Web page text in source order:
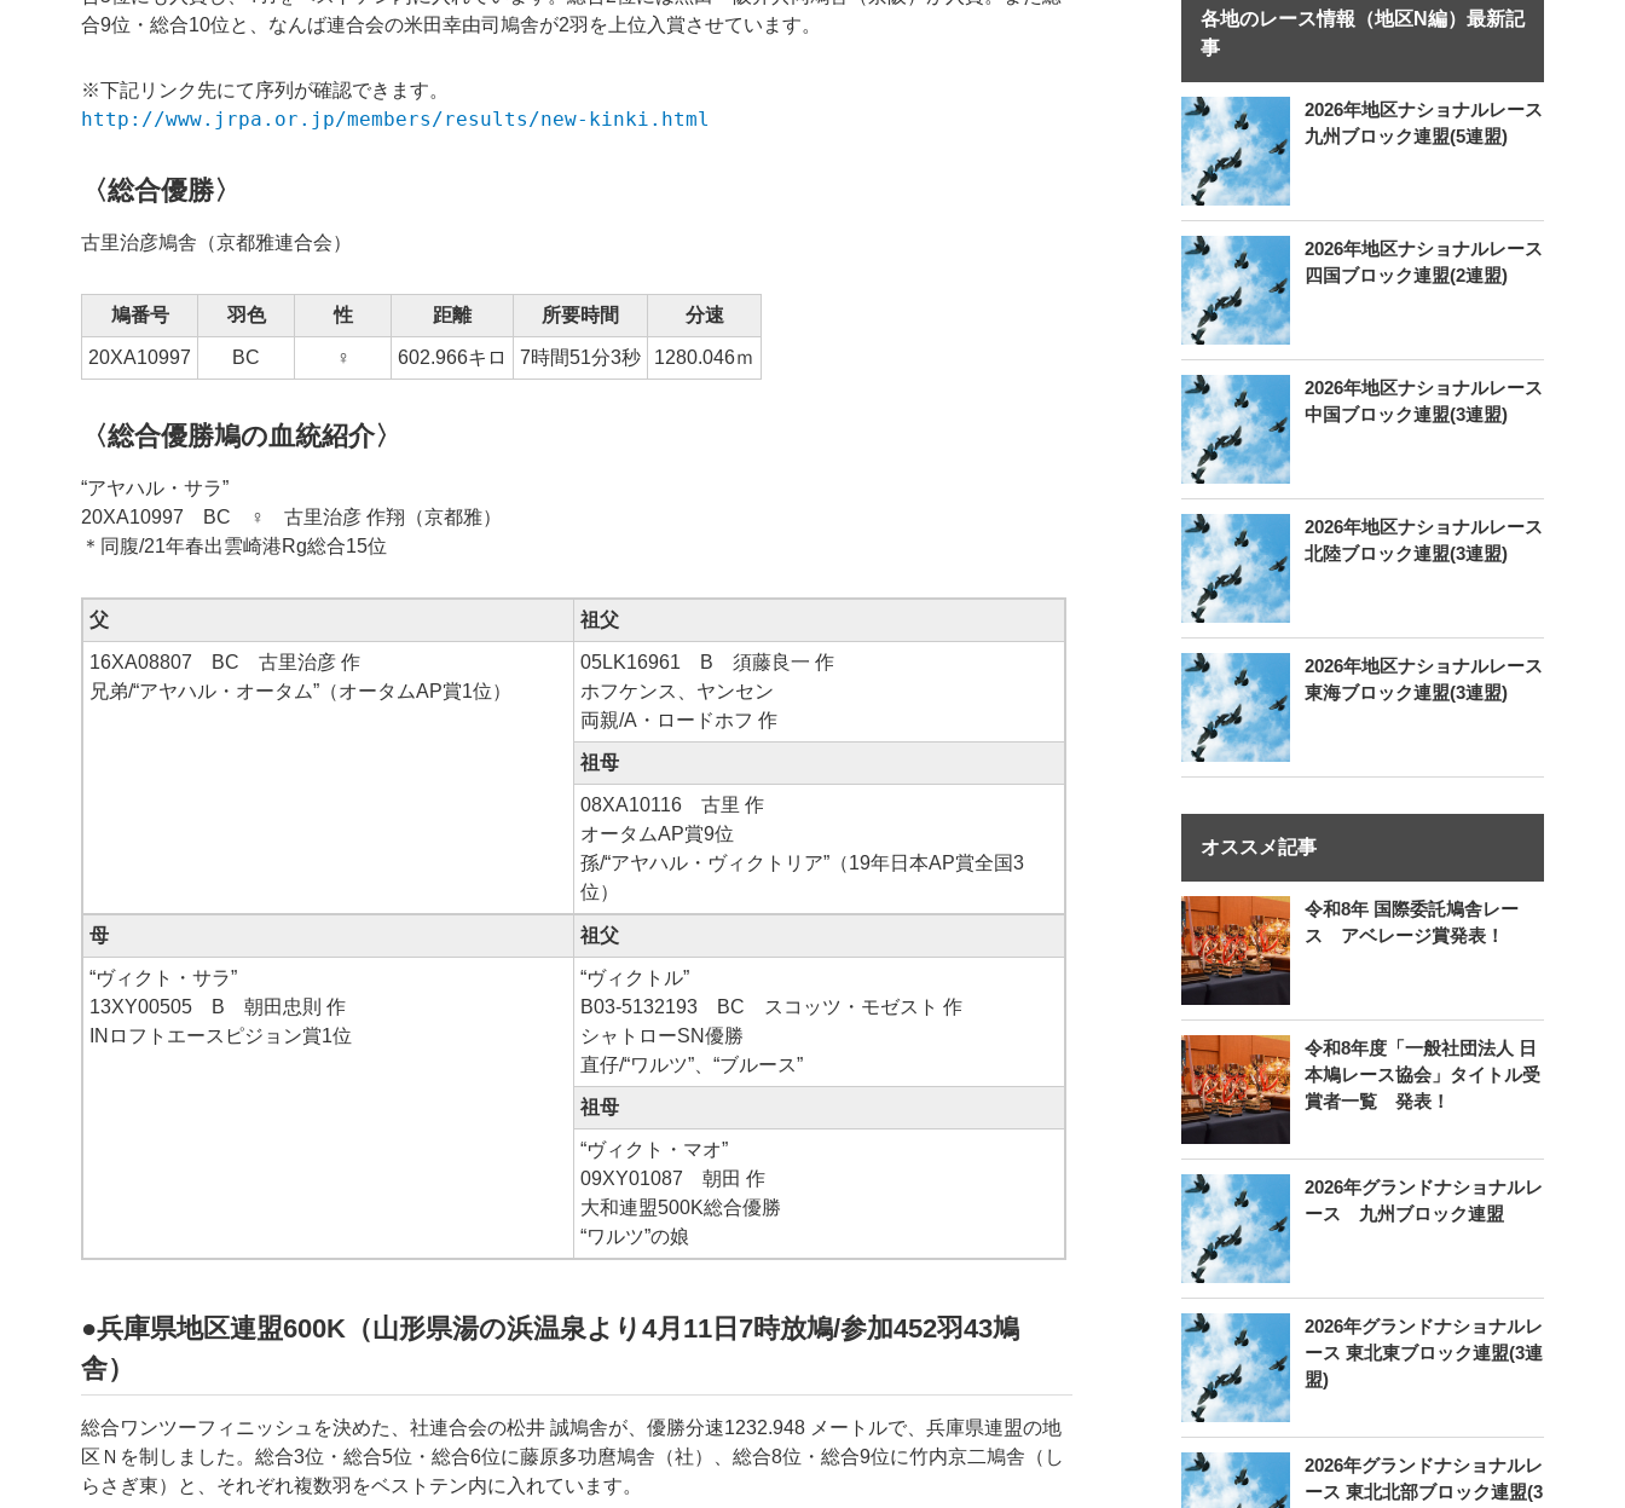
合9位・総合10位と、なんば連合会の米田幸由司鳩舎が2羽を上位入賞させています。
※下記リンク先にて序列が確認できます。
http://www.jrpa.or.jp/members/results/new-kinki.html
〈総合優勝〉
古里治彦鳩舎（京都雅連合会）
鳩番号 羽色 性 距離 所要時間 分速
20XA10997 BC ♀ 602.966キロ 7時間51分3秒 1280.046ｍ
〈総合優勝鳩の血統紹介〉
“アヤハル・サラ”
20XA10997 BC ♀ 古里治彦 作翔（京都雅）
＊同腹/21年春出雲崎港Rg総合15位
父 祖父
16XA08807 BC 古里治彦 作
兄弟/“アヤハル・オータム”（オータムAP賞1位）
05LK16961 B 須藤良一 作
ホフケンス、ヤンセン
両親/A・ロードホフ 作
祖母
08XA10116 古里 作
オータムAP賞9位
孫/“アヤハル・ヴィクトリア”（19年日本AP賞全国3
位）
母 祖父
“ヴィクト・サラ”
13XY00505 B 朝田忠則 作
INロフトエースピジョン賞1位
“ヴィクトル”
B03-5132193 BC スコッツ・モゼスト 作
シャトローSN優勝
直仔/“ワルツ”、“ブルース”
祖母
“ヴィクト・マオ”
09XY01087 朝田 作
大和連盟500K総合優勝
“ワルツ”の娘
●兵庫県地区連盟600K（山形県湯の浜温泉より4月11日7時放鳩/参加452羽43鳩
舎）
総合ワンツーフィニッシュを決めた、社連合会の松井 誠鳩舎が、優勝分速1232.948 メートルで、兵庫県連盟の地
区Ｎを制しました。総合3位・総合5位・総合6位に藤原多功麿鳩舎（社）、総合8位・総合9位に竹内京二鳩舎（し
らさぎ東）と、それぞれ複数羽をベストテン内に入れています。
各地のレース情報（地区N編）最新記
事
2026年地区ナショナルレース
九州ブロック連盟(5連盟)
2026年地区ナショナルレース
四国ブロック連盟(2連盟)
2026年地区ナショナルレース
中国ブロック連盟(3連盟)
2026年地区ナショナルレース
北陸ブロック連盟(3連盟)
2026年地区ナショナルレース
東海ブロック連盟(3連盟)
オススメ記事
令和8年 国際委託鳩舎レー
ス アベレージ賞発表！
令和8年度「一般社団法人 日
本鳩レース協会」タイトル受
賞者一覧 発表！
2026年グランドナショナルレ
ース 九州ブロック連盟
2026年グランドナショナルレ
ース 東北東ブロック連盟(3連
盟)
2026年グランドナショナルレ
ース 東北北部ブロック連盟(3